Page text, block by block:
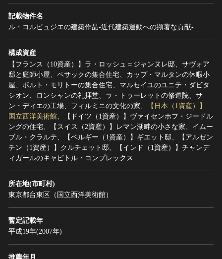
記載物件名
ル・コルビュジエの建築作品‐近代建築運動への顕著な貢献‐
構成資産
【フランス（10資産）】ラ・ロッシュ＝ジャンヌレ邸、サヴォア
邸と庭師小屋、ペサックの集合住宅、カップ・マルタンの休暇小
屋、ポルト・モリトーの集合住宅、マルセイユのユニテ・ダビタ
シオン、ロンシャンの礼拝堂、ラ・トゥーレットの修道院、サ
ン・ディエの工場、フィルミニの文化の家、
【日本（1資産）】
国立西洋美術館 、【ドイツ（1資産）】ヴァイセンホフ・ジードル
ングの住宅、【スイス（2資産）】レマン湖畔の小さな家、イムー
ブル・クラルテ、【ベルギー（1資産）】ギエット邸、【アルゼン
チン（1資産）】クルチェット邸、【インド（1資産）】チャンデ
ィガールのキャピトル・コンプレックス
所在地(市町村)
東京都台東区（国立西洋美術館）
暫定記載年
平成19年(2007年)
推薦年月